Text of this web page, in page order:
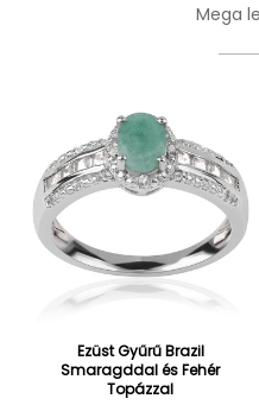
Mega
Ezüst Gyűrű Brazil
Smaragddal és Fehér
Topázzal